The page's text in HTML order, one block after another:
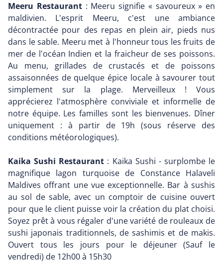
Meeru Restaurant: Meeru signifie « savoureux » en
maldivien. L'esprit Meeru, c'est une ambiance
décontractée pour des repas en plein air, pieds nus
dans le sable. Meeru met à l'honneur tous les fruits de
mer de l'océan Indien et la fraicheur de ses poissons.
Au menu, grillades de crustacés et de poissons
assaisonnées de quelque épice locale à savourer tout
simplement sur la plage. Merveilleux ! Vous
apprécierez l'atmosphère conviviale et informelle de
notre équipe. Les familles sont les bienvenues. Dîner
uniquement : à partir de 19h (sous réserve des
conditions météorologiques).
Kaika Sushi Restaurant : Kaika Sushi - surplombe le
magnifique lagon turquoise de Constance Halaveli
Maldives offrant une vue exceptionnelle. Bar à sushis
au sol de sable, avec un comptoir de cuisine ouvert
pour que le client puisse voir la création du plat choisi.
Soyez prêt à vous régaler d'une variété de rouleaux de
sushi japonais traditionnels, de sashimis et de makis.
Ouvert tous les jours pour le déjeuner (Sauf le
vendredi) de 12h00 à 15h30